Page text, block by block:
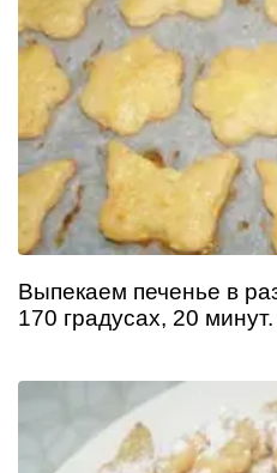
Выпекаем печенье в
170 градусах, 20 минут.